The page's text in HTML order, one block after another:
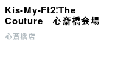
Kis-My-Ft2：The
Couture 心斎橋会場
心斎橋店